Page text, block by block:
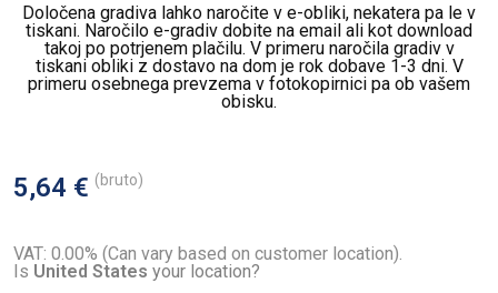
Določena gradiva lahko naročite v e-obliki, nekatera pa le v
tiskani. Naročilo e-gradiv dobite na email ali kot download
takoj po potrjenem plačilu. V primeru naročila gradiv v
tiskani obliki z dostavo na dom je rok dobave 1-3 dni. V
primeru osebnega prevzema v fotokopirnici pa ob vašem
obisku.
5,64 € (bruto)
VAT: 0.00% (Can vary based on customer location).
Is United States your location?